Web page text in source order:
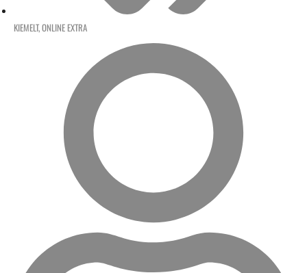
KIEMELT,ONLINE EXTRA